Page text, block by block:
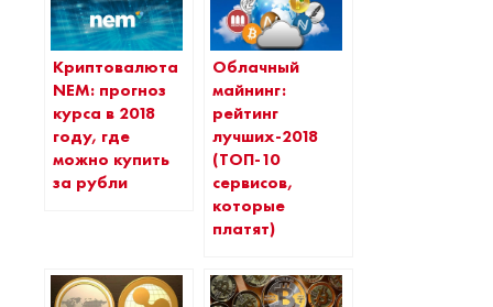
Криптовалюта
NEM: прогноз
курса в 2018
году, где
можно купить
за рубли
Облачный
майнинг:
рейтинг
лучших-2018
(ТОП-10
сервисов,
которые
платят)